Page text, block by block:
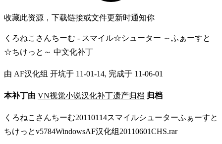
收藏此资源，下载链接或文件更新时通知你
くろねこさんちーむ - スマイル☆シューター ～ふぁーすと
☆ちけっと～ 中文化补丁
由 AF汉化组 开坑于 11-01-14, 完成于 11-06-01
本补丁由 VN视觉小说汉化补丁遗产归档 归档
くろねこさんちーむ20110114スマイルシューターふぁーすと
ちけっとv5784WindowsAF汉化组20110601CHS.rar